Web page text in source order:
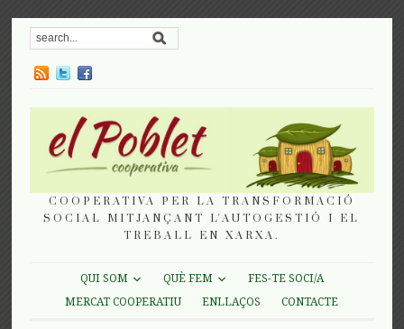
COOPERATIVA PER LA TRANSFORMACIÓ
SOCIAL MITJANÇANT L'AUTOGESTIÓ I EL
TREBALL EN XARXA.
QUI SOM QUÈ FEM
FES-TE SOCI/A
MERCAT COOPERATIU
ENLLAÇOS CONTACTE